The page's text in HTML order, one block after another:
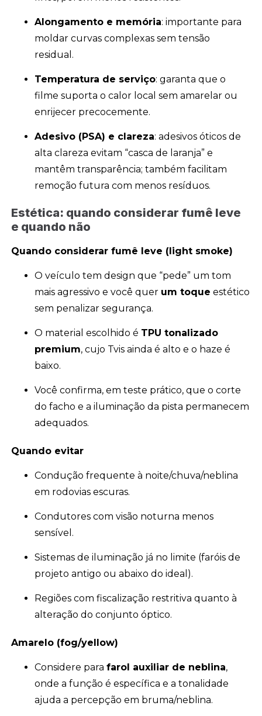
Alongamento e memória: importante para
moldar curvas complexas sem tensão
residual.
Temperatura de serviço: garanta que o
filme suporta o calor local sem amarelar ou
enrijecer precocemente.
Adesivo (PSA) e clareza: adesivos óticos de
alta clareza evitam “casca de laranja” e
mantêm transparência; também facilitam
remoção futura com menos resíduos.
Estética: quando considerar fumê leve
e quando não
Quando considerar fumê leve (light smoke)
O veículo tem design que “pede” um tom
mais agressivo e você quer um toque estético
sem penalizar segurança.
O material escolhido é TPU tonalizado
premium, cujo Tvis ainda é alto e o haze é
baixo.
Você confirma, em teste prático, que o corte
do facho e a iluminação da pista permanecem
adequados.
Quando evitar
Condução frequente à noite/chuva/neblina
em rodovias escuras.
Condutores com visão noturna menos
sensível.
Sistemas de iluminação já no limite (faróis de
projeto antigo ou abaixo do ideal).
Regiões com fiscalização restritiva quanto à
alteração do conjunto óptico.
Amarelo (fog/yellow)
Considere parafarol auxiliar de neblina,
onde a função é específica e a tonalidade
ajuda a percepção em bruma/neblina.